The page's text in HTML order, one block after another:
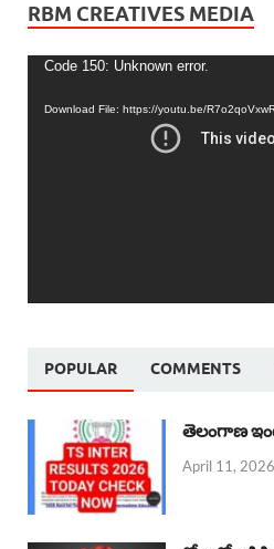
RBM CREATIVES MEDIA
Video
Code 150: Unknown error.
Download File: https://youtu.be/
POPULAR COMMENTS
తెలంగాణ
April 11, 2026